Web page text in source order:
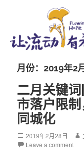
月份：2019年2月
二月关键
市落户限
同城化
Posted
on
2019年2月28日
Leave a comment